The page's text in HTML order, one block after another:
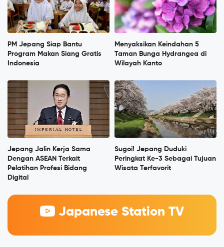
PM Jepang Siap Bantu
Program Makan Siang Gratis
Indonesia
Menyaksikan Keindahan 5
Taman Bunga Hydrangea di
Wilayah Kanto
Jepang Jalin Kerja Sama
Dengan ASEAN Terkait
Pelatihan Profesi Bidang
Digital
Sugoi! Jepang Duduki
Peringkat Ke-3 Sebagai Tujuan
Wisata Terfavorit
Japanese Station TV